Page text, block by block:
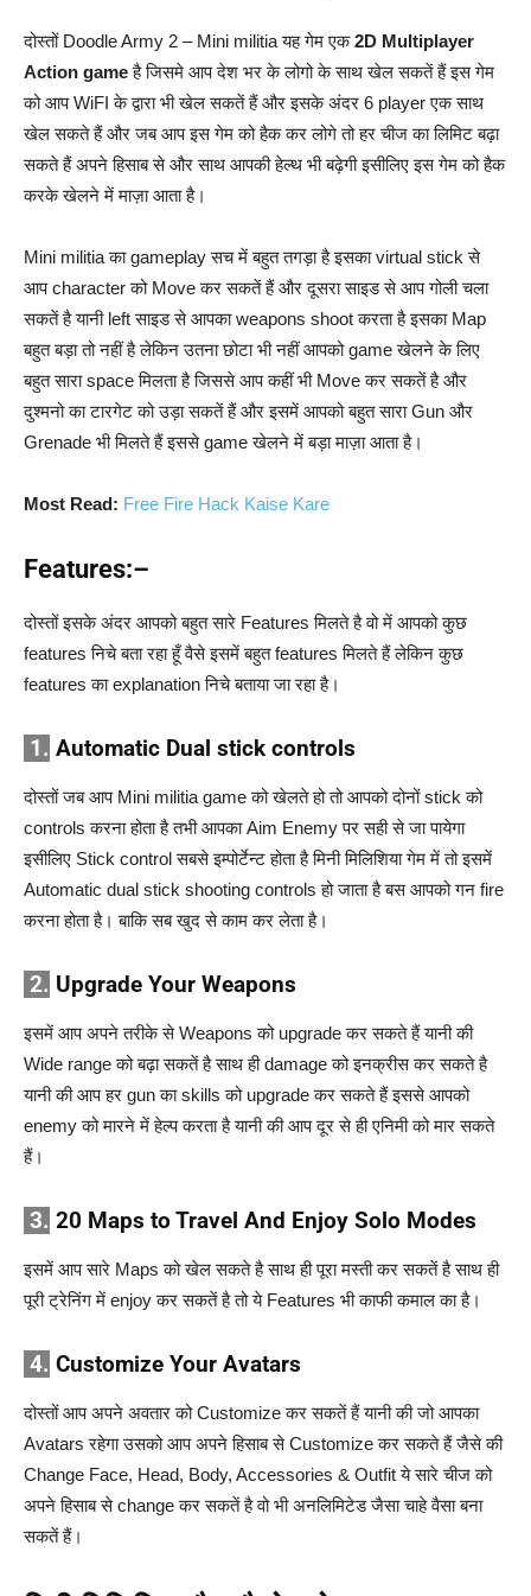
दोस्तों Doodle Army 2 – Mini militia यह गेम एक2D Multiplayer
Action gameहै जिसमे आप देश भर के लोगो के साथ खेल सकतें हैं इस गेम
को आप WiFI के द्वारा भी खेल सकतें हैं और इसके अंदर 6 player एक साथ
खेल सकते हैं और जब आप इस गेम को हैक कर लोगे तो हर चीज का लिमिट बढ़ा
सकते हैं अपने हिसाब से और साथ आपकी हेल्थ भी बढ़ेगी इसीलिए इस गेम को हैक
करके खेलने में माज़ा आता है।
Mini militia का gameplay सच में बहुत तगड़ा है इसका virtual stick से
आप character को Move कर सकतें हैं और दूसरा साइड से आप गोली चला
सकतें है यानी left साइड से आपका weapons shoot करता है इसका Map
बहुत बड़ा तो नहीं है लेकिन उतना छोटा भी नहीं आपको game खेलने के लिए
बहुत सारा space मिलता है जिससे आप कहीं भी Move कर सकतें है और
दुश्मनो का टारगेट को उड़ा सकतें हैं और इसमें आपको बहुत सारा Gun और
Grenade भी मिलते हैं इससे game खेलने में बड़ा माज़ा आता है।
Most Read: Free Fire Hack Kaise Kare
Features:–
दोस्तों इसके अंदर आपको बहुत सारे Features मिलते है वो में आपको कुछ
features निचे बता रहा हूँ वैसे इसमें बहुत features मिलते हैं लेकिन कुछ
features का explanation निचे बताया जा रहा है।
1. Automatic Dual stick controls
दोस्तों जब आप Mini militia game को खेलते हो तो आपको दोनों stick को
controls करना होता है तभी आपका Aim Enemy पर सही से जा पायेगा
इसीलिए Stick control सबसे इम्पोर्टेन्ट होता है मिनी मिलिशिया गेम में तो इसमें
Automatic dual stick shooting controls हो जाता है बस आपको गन fire
करना होता है। बाकि सब खुद से काम कर लेता है।
2. Upgrade Your Weapons
इसमें आप अपने तरीके से Weapons को upgrade कर सकते हैं यानी की
Wide range को बढ़ा सकतें है साथ ही damage को इनक्रीस कर सकते है
यानी की आप हर gun का skills को upgrade कर सकते हैं इससे आपको
enemy को मारने में हेल्प करता है यानी की आप दूर से ही एनिमी को मार सकते
हैं।
3. 20 Maps to Travel And Enjoy Solo Modes
इसमें आप सारे Maps को खेल सकते है साथ ही पूरा मस्ती कर सकतें है साथ ही
पूरी ट्रेनिंग में enjoy कर सकतें है तो ये Features भी काफी कमाल का है।
4. Customize Your Avatars
दोस्तों आप अपने अवतार को Customize कर सकतें हैं यानी की जो आपका
Avatars रहेगा उसको आप अपने हिसाब से Customize कर सकते हैं जैसे की
Change Face, Head, Body, Accessories & Outfit ये सारे चीज को
अपने हिसाब से change कर सकतें है वो भी अनलिमिटेड जैसा चाहे वैसा बना
सकतें हैं।